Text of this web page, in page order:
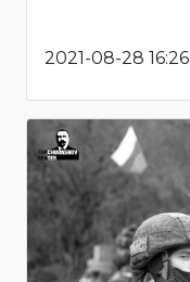
2021-08-28 16:26